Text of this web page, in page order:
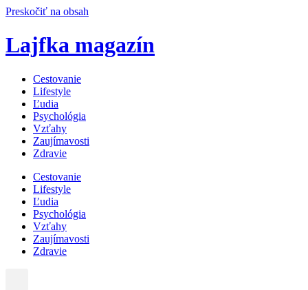
Preskočiť na obsah
Lajfka magazín
Cestovanie
Lifestyle
Ľudia
Psychológia
Vzťahy
Zaujímavosti
Zdravie
Cestovanie
Lifestyle
Ľudia
Psychológia
Vzťahy
Zaujímavosti
Zdravie